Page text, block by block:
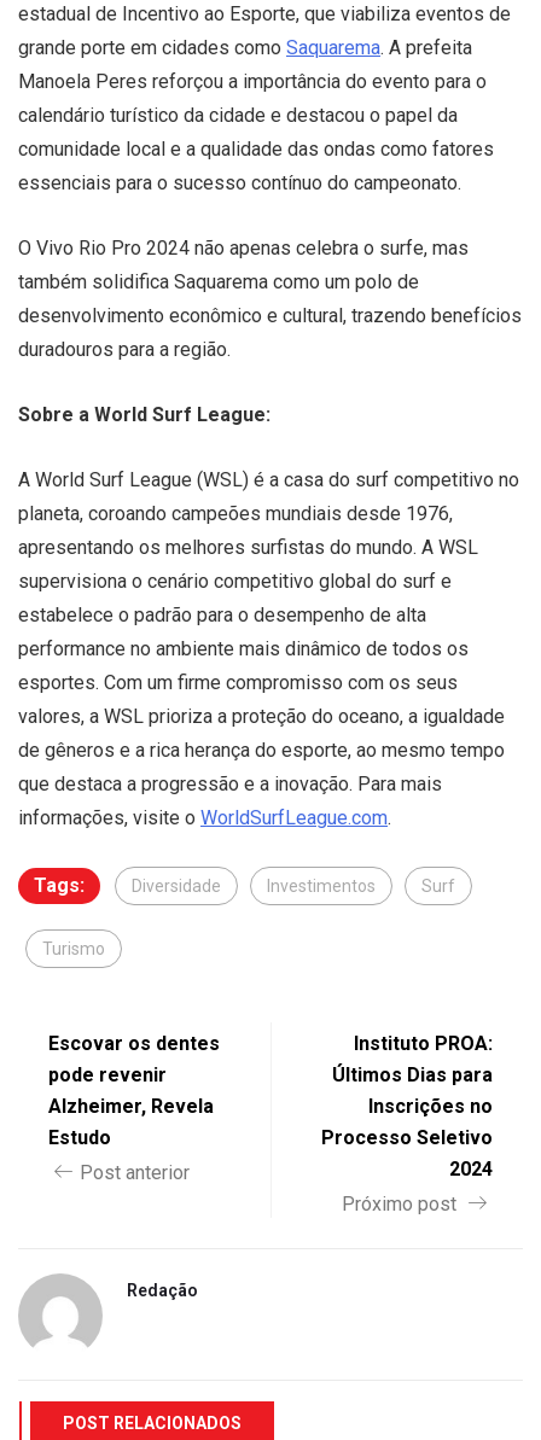
estadual de Incentivo ao Esporte, que viabiliza eventos de
grande porte em cidades como Saquarema. A prefeita
Manoela Peres reforçou a importância do evento para o
calendário turístico da cidade e destacou o papel da
comunidade local e a qualidade das ondas como fatores
essenciais para o sucesso contínuo do campeonato.
O Vivo Rio Pro 2024 não apenas celebra o surfe, mas
também solidifica Saquarema como um polo de
desenvolvimento econômico e cultural, trazendo benefícios
duradouros para a região.
Sobre a World Surf League:
A World Surf League (WSL) é a casa do surf competitivo no
planeta, coroando campeões mundiais desde 1976,
apresentando os melhores surfistas do mundo. A WSL
supervisiona o cenário competitivo global do surf e
estabelece o padrão para o desempenho de alta
performance no ambiente mais dinâmico de todos os
esportes. Com um firme compromisso com os seus
valores, a WSL prioriza a proteção do oceano, a igualdade
de gêneros e a rica herança do esporte, ao mesmo tempo
que destaca a progressão e a inovação. Para mais
informações, visite o WorldSurfLeague.com.
Tags: Diversidade Investimentos Surf
Turismo
Escovar os dentes
pode revenir
Alzheimer, Revela
Estudo
Post anterior
Instituto PROA:
Últimos Dias para
Inscrições no
Processo Seletivo
2024
Próximo post
Redação
POST RELACIONADOS